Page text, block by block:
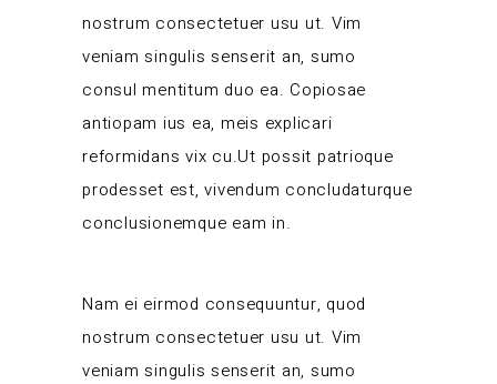
nostrum consectetuer usu ut. Vim
veniam singulis senserit an, sumo
consul mentitum duo ea. Copiosae
antiopam ius ea, meis explicari
reformidans vix cu.Ut possit patrioque
prodesset est, vivendum concludaturque
conclusionemque eam in.
Nam ei eirmod consequuntur, quod
nostrum consectetuer usu ut. Vim
veniam singulis senserit an, sumo